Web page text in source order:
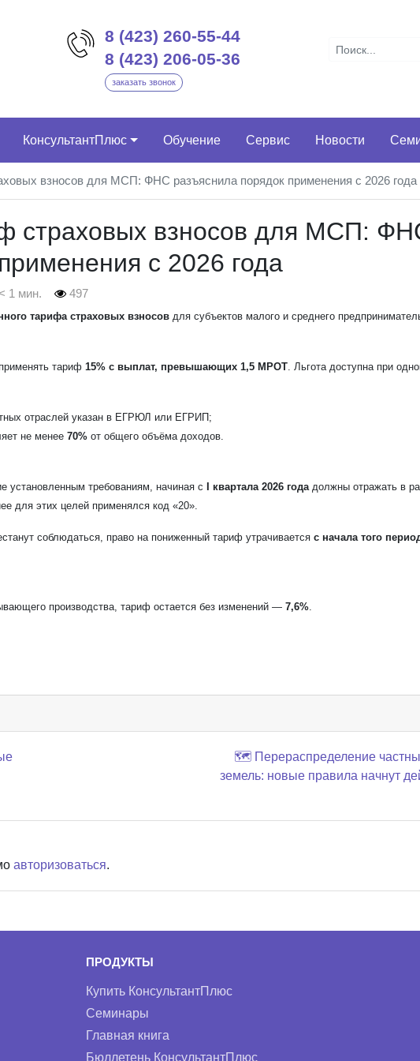
8 (423) 260-55-44
8 (423) 206-05-36
заказать звонок
КонсультантПлюс Обучение Сервис Новости
взносов для МСП: ФНС разъяснила порядок применения с 2026 года
страховых взносов для МСП:
с 2026 года
1 мин. 497
тарифа страховых взносов для субъектов малого и среднего
тариф 15% с выплат, превышающих 1,5 МРОТ . Льгота доступна при
отраслей указан в ЕГРЮЛ или ЕГРИП;
не менее 70% от общего объёма доходов.
требованиям, начиная с
I квартала 2026 года должны отражать в
для этих целей применялся код «20».
соблюдаться, право на пониженный тариф утрачивается с начала того
производства, тариф остается без изменений — 7,6%
🗺️ Перераспределение
земель: новые правила начнут
авторизоваться.
ПРОДУКТЫ
Купить КонсультантПлюс
Семинары
Главная книга
Бюллетень КонсультантПлюс